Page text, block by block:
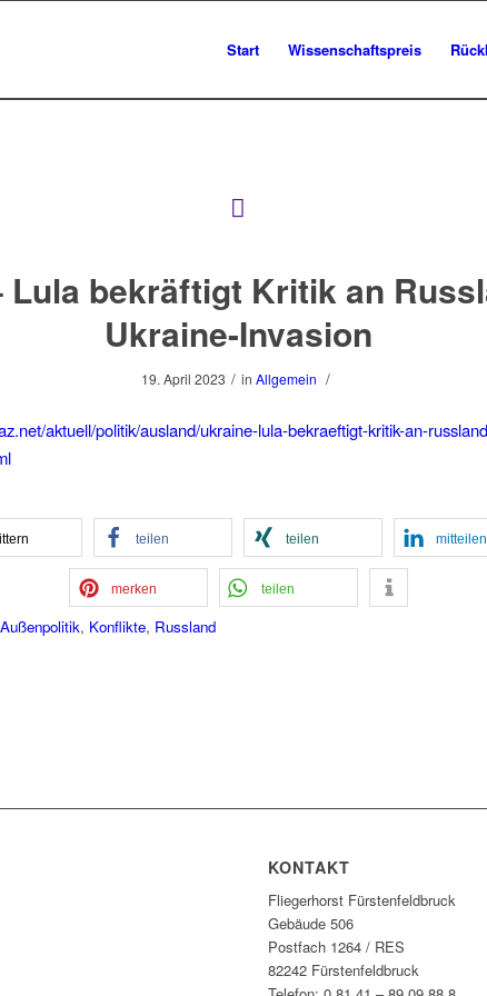
Start Wissenschaftspreis
Lula bekräftigt Kritik an
Ukraine-Invasion
19. April 2023 / in Allgemein /
aktuell/politik/ausland/ukraine-lula-bekraeftigt-kritik-an-
teilen teilen mitteilen
merken teilen
Außenpolitik, Konflikte, Russland
KONTAKT
Fliegerhorst Fürstenfeldbruck
Gebäude 506
Postfach 1264 / RES
82242 Fürstenfeldbruck